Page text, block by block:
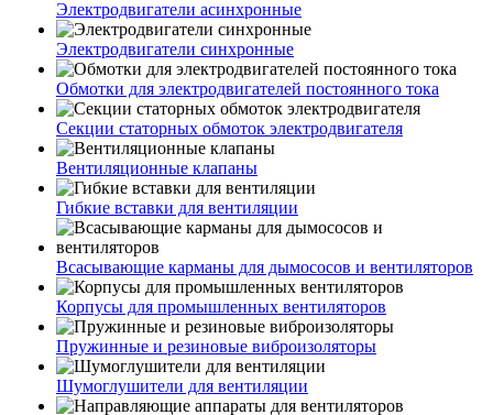
Электродвигатели асинхронные
Электродвигатели синхронные
Обмотки для электродвигателей постоянного тока
Секции статорных обмоток электродвигателя
Вентиляционные клапаны
Гибкие вставки для вентиляции
Всасывающие карманы для дымососов и вентиляторов
Корпусы для промышленных вентиляторов
Пружинные и резиновые виброизоляторы
Шумоглушители для вентиляции